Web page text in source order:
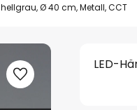
Ø 40 cm, Metall, CCT
LED-